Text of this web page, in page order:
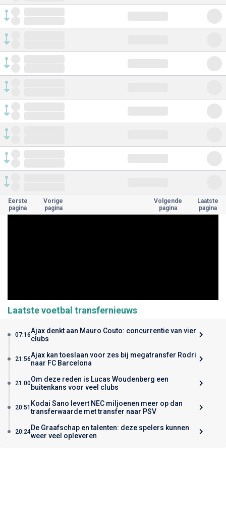
Eerste
pagina
Vorige
pagina
Volgende
pagina
Laatste
pagina
Laatste voetbal transfernieuws
07:16Ajax denkt aan Mauro Couto: concurrentie van vier
clubs
21:56Ajax kan toeslaan voor zes bij megatransfer Rodri
naar FC Barcelona
21:00Om deze reden is Lucas Woudenberg een
buitenkans voor veel clubs
20:51 Kodai Sano levert NEC miljoenen meer op dan
transferwaarde met transfer naar PSV
20:24De Graafschap en talenten: deze spelers kunnen
weer veel opleveren